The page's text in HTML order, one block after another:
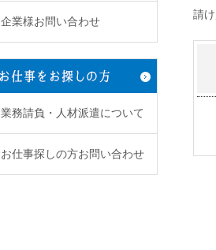
企業様お問い合わせ
業務請負・人材派遣について
お仕事探しの方お問い合わせ
請